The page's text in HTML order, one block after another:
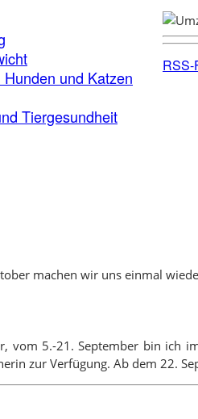
und Katzen
Tiergesundheit
RSS-
machen wir uns einmal
vom 5.-21. September bin ich
zur Verfügung. Ab dem 22.